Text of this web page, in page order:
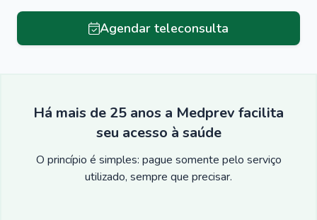
Agendar teleconsulta
Há mais de 25 anos a Medprev facilita
seu acesso à saúde
O princípio é simples: pague somente pelo serviço
utilizado, sempre que precisar.